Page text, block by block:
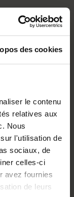
des cookies
le contenu
relatives aux
Nous
l'utilisation de
sociaux, de
celles-ci
avez fournies
de leurs
pour une
sûre entre
ligne